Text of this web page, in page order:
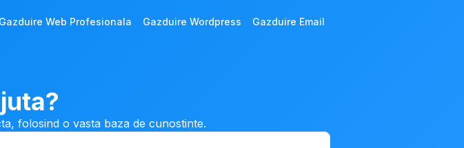
Gazduire Web Profesionala Gazduire Wordpress Gazduire Email
folosind o vasta baza de cunostinte.